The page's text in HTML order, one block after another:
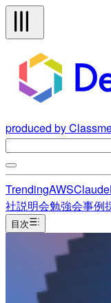
produced by
TrendingAWSClaude
社説明会勉強会事例
目次